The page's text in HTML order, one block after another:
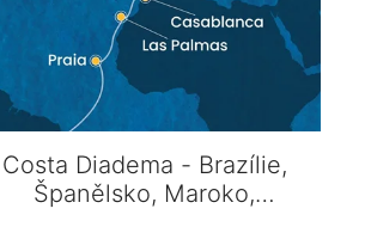
Costa Diadema - Brazílie,
Španělsko, Maroko,